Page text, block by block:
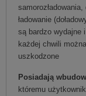
ładowanie
są bardzo wydajne
każdej chwili
uszkodzone
Posiadają
któremu